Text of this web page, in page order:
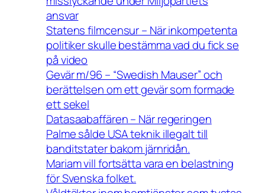
ansvar
Statens filmcensur – När inkompetenta
politiker skulle bestämma vad du fick se
på video
Gevär m/96 – “Swedish Mauser” och
berättelsen om ett gevär som formade
ett sekel
Datasaabaffären – När regeringen
Palme sålde USA teknik illegalt till
banditstater bakom järnridån.
Mariam vill fortsätta vara en belastning
för Svenska folket.